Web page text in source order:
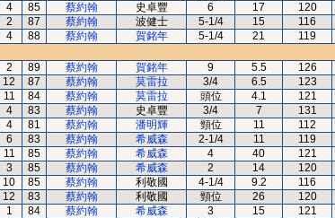
4 85 蔡約翰 史卓豐 6 17 120
2 87 蔡約翰 波健士 5-1/4 15 116
4 88 蔡約翰 賀銘年 5-1/4 21 119
2 89 蔡約翰 賀銘年 9 5.5 126
12 87 蔡約翰 莫雷拉 3/4 6.5 123
11 84 蔡約翰 莫雷拉 頭位 4.1 121
4 83 蔡約翰 史卓豐 3/4 7 131
4 81 蔡約翰 潘明輝 頸位 11 112
6 83 蔡約翰 希威森 2-1/4 11 119
11 85 蔡約翰 希威森 4 40 121
3 85 蔡約翰 希威森 2 14 120
10 85 蔡約翰 利敬國 4-1/4 9.2 116
12 83 蔡約翰 利敬國 頸位 26 120
1 84 蔡約翰 希威森 3 15 121